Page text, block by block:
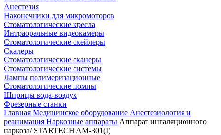
Анестезия
Наконечники для микромоторов
Стоматологические кресла
Интраоральные видеокамеры
Стоматологические скейлеры
Скалеры
Стоматологические сканеры
Стоматологические системы
Лампы полимеризационные
Стоматологические помпы
Шприцы вода-воздух
Фрезерные станки
Главная Медицинское оборудование Анестезиология и
реанимация Наркозные аппараты Аппарат ингаляционного
наркоза/ STARTECH AM-301(I)